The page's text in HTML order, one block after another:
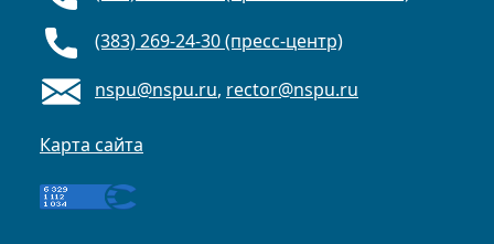
(383) 269-24-30 (пресс-центр)
nspu@nspu.ru, rector@nspu.ru
Карта сайта